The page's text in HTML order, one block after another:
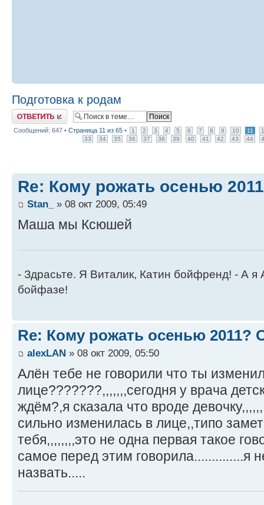
Подготовка к родам
Ответить
Сообщений: 647 • Страница 11 из 65 • 1 2 3 4 5 6 7 8 9 10 11
33
34 35 36 37 38 39 40 41 42 43 44
Re: Кому рожать осенью
Stan_ » 08 окт 2009, 05:49
Маша мы Ксюшей
- Здрасьте. Я Виталик, Катин бойфренд! - А я
бойфазе!
Re: Кому рожать осенью 2011?
alexLAN » 08 окт 2009, 05:50
Алён тебе не говорили что ты
лице???????,,,,,,,сегодня у врача
ждём?,я сказала что вроде
сильно изменилась в лице,,типо
тебя,,,,,,,,это не одна первая такое
самое перед этим говорила..............я
назвать.....